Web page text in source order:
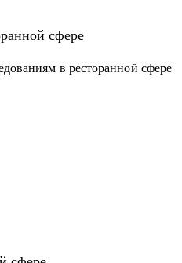
сфере
в ресторанной сфере